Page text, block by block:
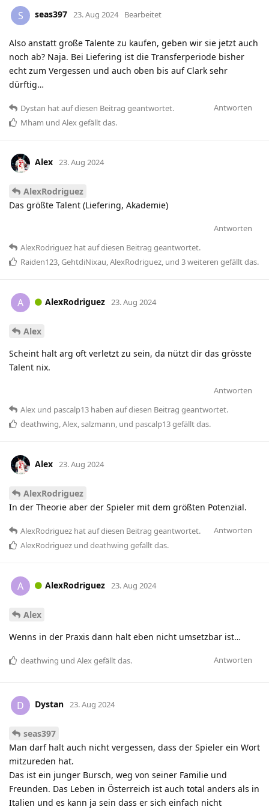
S seas397 23. Aug 2024 Bearbeitet
Also anstatt große Talente zu kaufen, geben wir sie jetzt auch
noch ab? Naja. Bei Liefering ist die Transferperiode bisher
echt zum Vergessen und auch oben bis auf Clark sehr
dürftig…
Antworten
Dystan hatauf diesen Beitrag geantwortet.
Mham und Alex gefällt das.
Alex 23. Aug 2024
AlexRodriguez
Das größte Talent (Liefering, Akademie)
Antworten
AlexRodriguez hatauf diesen Beitrag geantwortet.
Raiden123, GehtdiNixau,AlexRodriguez, und 3weiteren gefällt das.
A AlexRodriguez 23. Aug 2024
Alex
Scheint halt arg oft verletzt zu sein, da nützt dir das grösste
Talent nix.
Antworten
Alex und pascalp13 haben auf diesen Beitrag geantwortet.
deathwing,Alex,salzmann, und pascalp13gefällt das.
Alex 23. Aug 2024
AlexRodriguez
In der Theorie aber der Spieler mit dem größten Potenzial.
Antworten
AlexRodriguez hatauf diesen Beitrag geantwortet.
AlexRodriguez und deathwing gefällt das.
A AlexRodriguez 23. Aug 2024
Alex
Wenns in der Praxis dann halt eben nicht umsetzbar ist…
Antworten
deathwing und Alex gefällt das.
D Dystan 23. Aug 2024
seas397
Man darf halt auch nicht vergessen, dass der Spieler ein Wort
mitzureden hat.
Das ist ein junger Bursch, weg von seiner Familie und
Freunden. Das Leben in Österreich ist auch total anders als in
Italien und es kann ja sein dass er sich einfach nicht